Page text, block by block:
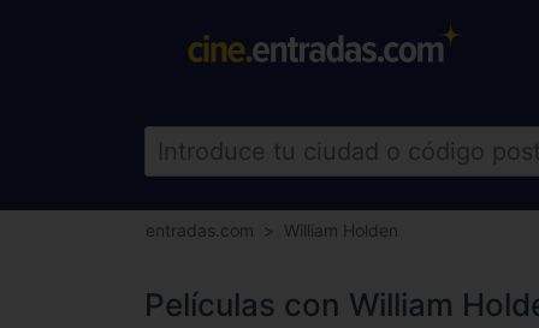
entradas.com William Holden
Películas con William